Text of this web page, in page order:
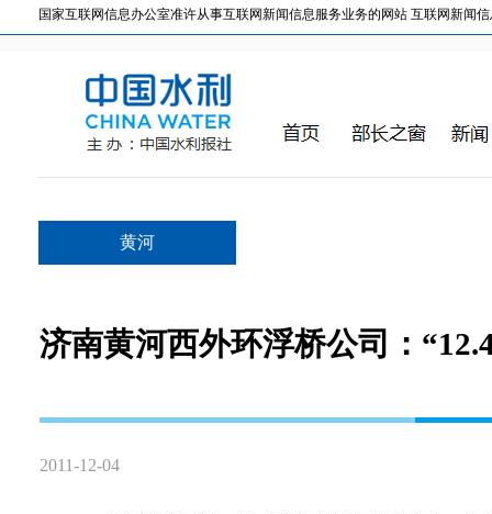
国家互联网信息办公室准许从事互联网新闻信息服务业务的网站 互联网新闻信
黄河
济南黄河西外环浮桥公司：
2011-12-04